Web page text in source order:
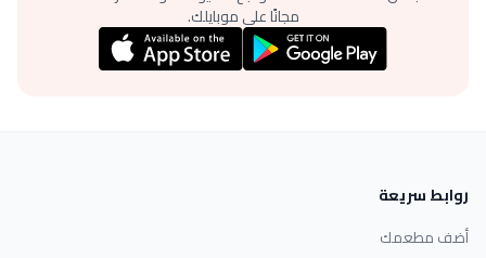
مجانًا على موبايلك.
روابط سريعة
أضف مطعمك